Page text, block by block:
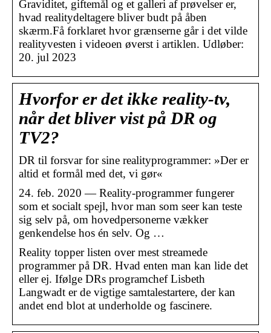
Graviditet, giftemål og et galleri af prøvelser er,
hvad realitydeltagere bliver budt på åben
skærm.Få forklaret hvor grænserne går i det vilde
realityvesten i videoen øverst i artiklen. Udløber:
20. jul 2023
Hvorfor er det ikke reality-tv,
når det bliver vist på DR og
TV2?
DR til forsvar for sine realityprogrammer: »Der er
altid et formål med det, vi gør«
24. feb. 2020 — Reality-programmer fungerer
som et socialt spejl, hvor man som seer kan teste
sig selv på, om hovedpersonerne vækker
genkendelse hos én selv. Og …
Reality topper listen over mest streamede
programmer på DR. Hvad enten man kan lide det
eller ej. Ifølge DRs programchef Lisbeth
Langwadt er de vigtige samtalestartere, der kan
andet end blot at underholde og fascinere.